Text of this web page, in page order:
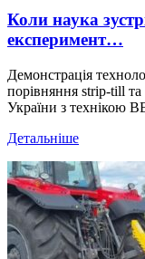
Коли наука
експеримент…
Демонстрація
порівняння strip-till
України з технікою
Детальніше